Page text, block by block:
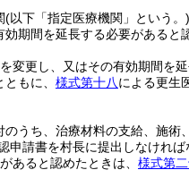
(以下「指定医療機関」という。)
期間を延長する必要があると
変更し、又はその有効期間を
もに、 様式第十八による更生
うち、治療材料の支給、施術
申請書を村長に提出しなければ
あると認めたときは、 様式第